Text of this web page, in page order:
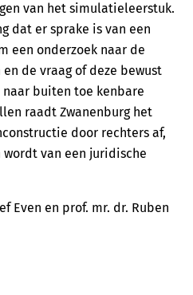
van het simulatieleerstuk.
dat er sprake is van een
een onderzoek naar de
de vraag of deze bewust
buiten toe kenbare
raadt Zwanenburg het
door rechters af,
van een juridische
Even en prof. mr. dr. Ruben